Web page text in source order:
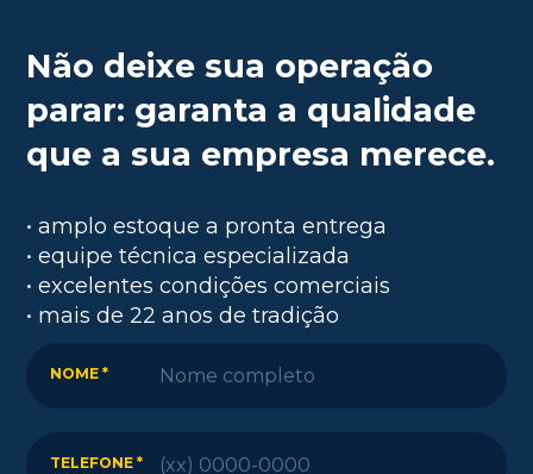
Não deixe sua operação
parar: garanta a qualidade
que a sua empresa merece.
• amplo estoque a pronta entrega
• equipe técnica especializada
• excelentes condições comerciais
• mais de 22 anos de tradição
NOME *
TELEFONE *